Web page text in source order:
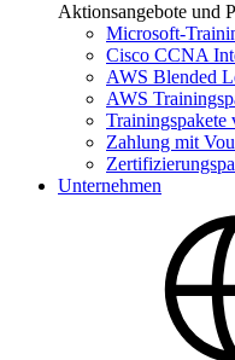
Aktionsangebote und
Microsoft-
Cisco CCNA
AWS Blended
AWS
Zahlung mit
Unternehmen